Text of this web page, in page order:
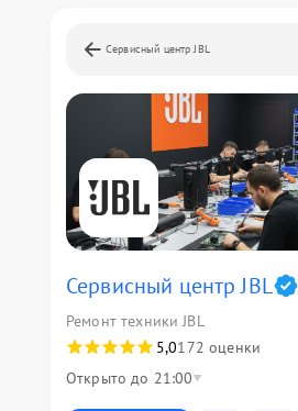
Сервисный центр JBL
Сервисный центр JBL
Ремонт техники JBL
5,0172 оценки
Открыто до 21:00